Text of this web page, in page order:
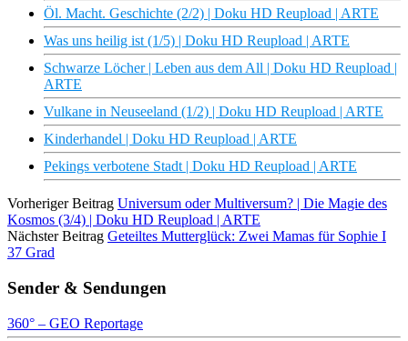
Öl. Macht. Geschichte (2/2) | Doku HD Reupload | ARTE
Was uns heilig ist (1/5) | Doku HD Reupload | ARTE
Schwarze Löcher | Leben aus dem All | Doku HD Reupload |
ARTE
Vulkane in Neuseeland (1/2) | Doku HD Reupload | ARTE
Kinderhandel | Doku HD Reupload | ARTE
Pekings verbotene Stadt | Doku HD Reupload | ARTE
Vorheriger Beitrag Universum oder Multiversum? | Die Magie des
Kosmos (3/4) | Doku HD Reupload | ARTE
Nächster Beitrag Geteiltes Mutterglück: Zwei Mamas für Sophie I
37 Grad
Sender & Sendungen
360° – GEO Reportage